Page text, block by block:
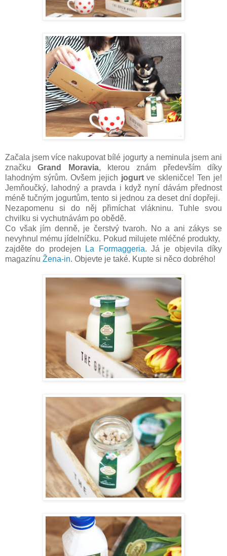
Začala jsem více nakupovat bílé jogurty a neminula jsem ani
značkuGrand Moravia, kterou znám především díky
lahodným sýrům. Ovšem jejich jogurtve skleničce! Ten je!
Jemňoučký, lahodný a pravda i když nyní dávám přednost
méně tučným jogurtům, tento si jednou za deset dní dopřeji.
Nezapomenu si do něj přimíchat vlákninu. Tuhle svou
chvilku si vychutnávám po obědě.
Co však jím denně, je čerstvý tvaroh. No a ani zákys se
nevyhnul mému jídelníčku. Pokud milujete mléčné produkty,
zajděte do prodejen
La Formaggeria. Já je objevila díky
magazínu Žena-in. Objevte je také. Kupte si něco dobrého!